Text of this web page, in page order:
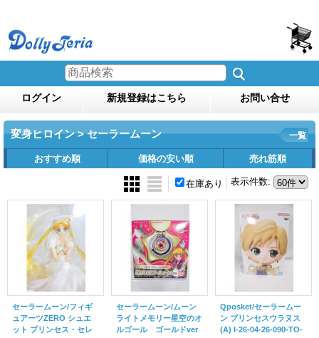
ログイン 新規登録はこちら お問い合せ
変身ヒロイン > セーラームーン 一覧
おすすめ順 価格の安い順 売れ筋順
表示件数:
在庫あり
セーラームーン/フィギ
ュアーツZERO シュエ
ット プリンセス・セレ
セーラームーン/ムーン
ライトメモリー星空のオ
ルゴール ゴールドver
Qposket/セーラームー
ン プリンセスウラヌス
(A) I-26-04-26-090-TO-